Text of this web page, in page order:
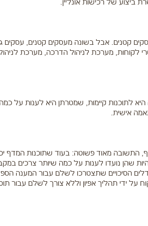
ביצוע של רכישות אונליין.
קטנים. אבל בשונה מעסקים קטנים, עסקים
לקוחות, מערכת לניהול הדרכה, מערכת
לתוכנות קיימות, שמטרתן היא לענות על
אישית.
מאוד פשוטה: בעוד שתוכנות המדף
שהן נועדו לענות על כמה שיותר צרכים
הסיכויים שתצטרכו לשלם עבור המענה
ידי תהליך אפיון וללא צורך לשלם עבור